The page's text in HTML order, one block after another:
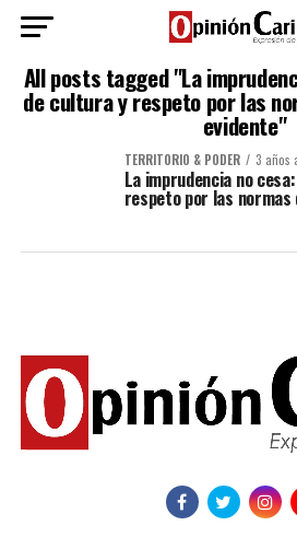
All posts tagged "La
de cultura y respeto por las
evidente"
TERRITORIO & PODER 3 años
La imprudencia no
respeto por las